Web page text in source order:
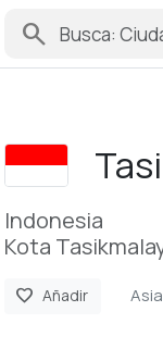
search
Indonesia
Kota
favorite Añadir